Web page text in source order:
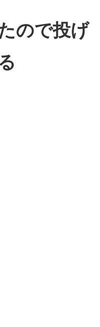
ので投げ